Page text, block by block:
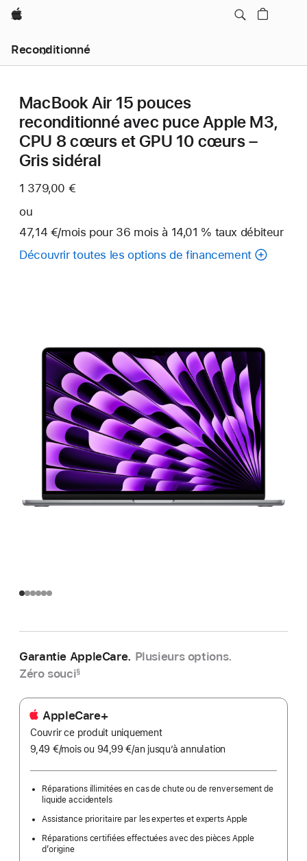
Apple
Reconditionné
MacBook Air 15 pouces
reconditionné avec puce Apple M3,
CPU 8 cœurs et GPU 10 cœurs –
Gris sidéral
1 379,00 €
ou
47,14 €/mois par
mois
pour 36 mois mois
à 14,01 % taux débiteur
Découvrir toutes les options de financement
Garantie AppleCare. Plusieurs options.
Zéro souci§
AppleCare+
Couvrir ce produit uniquement
9,49 €/moispar
ou 94,99 €/an par
jusqu’à annulation
Réparations illimitées en cas de chute ou de renversement de
liquide accidentels
Assistance prioritaire par les expertes et experts Apple
Réparations certifiées effectuées avec des pièces Apple
d’origine